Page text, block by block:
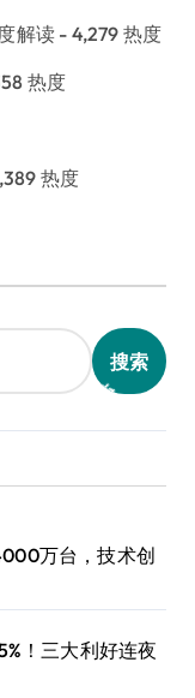
解读 - 4,279 热度
热度
热度
搜索
万台，技术创
！三大利好连夜